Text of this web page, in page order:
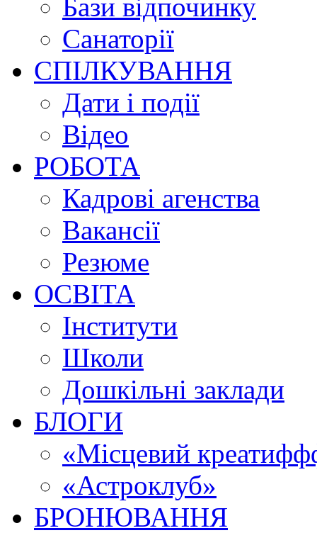
Бази відпочинку
Санаторії
СПІЛКУВАННЯ
Дати і події
Відео
РОБОТА
Кадрові агенства
Вакансії
Резюме
ОСВІТА
Інститути
Школи
Дошкільні заклади
БЛОГИ
«Місцевий
«Астроклуб»
БРОНЮВАННЯ